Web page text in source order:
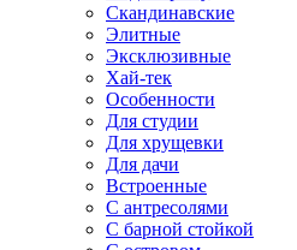
Скандинавские
Элитные
Эксклюзивные
Хай-тек
Особенности
Для студии
Для хрущевки
Для дачи
Встроенные
С антресолями
С барной стойкой